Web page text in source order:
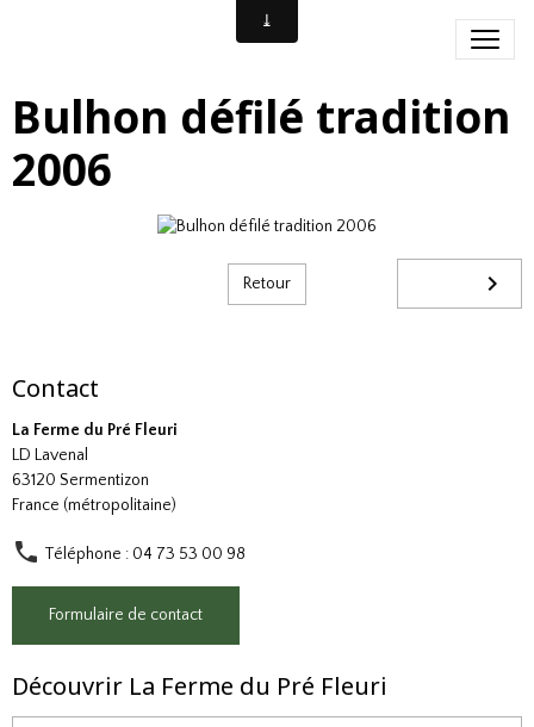
Bulhon défilé tradition
2006
Retour
Contact
La Ferme du Pré Fleuri
LD Lavenal
63120 Sermentizon
France (métropolitaine)
Téléphone : 04 73 53 00 98
Formulaire de contact
Découvrir La Ferme du Pré Fleuri